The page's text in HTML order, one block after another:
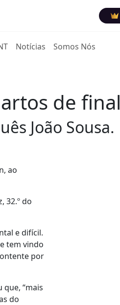
Notícias Somos Nós
de final
João Sousa.
ao
32.º do
e difícil.
tem vindo
por
“mais
do